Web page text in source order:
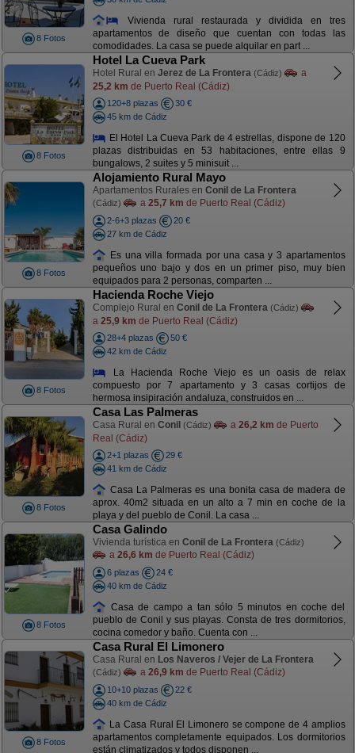
8 Fotos
Vivienda rural restaurada y dividida en tres
apartamentos de diseño que cuentan con todas las
comodidades. La casa se puede alquilar en part ...
8 Fotos
Hotel La Cueva Park
Hotel Rural en Jerez de La Frontera (Cádiz)
a
25,2 km de Puerto Real (Cádiz)
120+8 plazas
30 €
45 km de Cádiz
El Hotel La Cueva Park de 4 estrellas, dispone de 120
plazas distribuidas en 53 habitaciones, entre ellas 9
bungalows, 2 suites y 5 minisuit ...
8 Fotos
Alojamiento Rural Mayo
Apartamentos Rurales en Conil de La Frontera
(Cádiz) a 25,7 km de Puerto Real (Cádiz)
2-6+3 plazas
20 €
27 km de Cádiz
Es una villa formada por una casa y 3 apartamentos
pequeños uno bajo y dos en un primer piso, muy bien
equipados para 2 personas, comparten ...
8 Fotos
Hacienda Roche Viejo
Complejo Rural en Conil de La Frontera (Cádiz)
a 25,9 km de Puerto Real (Cádiz)
28+4 plazas
50 €
42 km de Cádiz
La Hacienda Roche Viejo es un oasis de relax
compuesto por 7 apartamento y 3 casas cortijos de
hermosa insipiración andaluza, construidos en ...
8 Fotos
Casa Las Palmeras
Casa Rural en Conil (Cádiz) a 26,2 km de Puerto
Real (Cádiz)
2+1 plazas
29 €
41 km de Cádiz
Casa La Palmeras es una bonita casa de madera de
aprox. 40m2 situada en un alto a 7 min en coche de la
playa y del pueblo de Conil. La casa ...
8 Fotos
Casa Galindo
Vivienda turística en Conil de La Frontera (Cádiz)
a 26,6 km de Puerto Real (Cádiz)
6 plazas
24 €
40 km de Cádiz
Casa de campo a tan sólo 5 minutos en coche del
pueblo de Conil y sus playas. Consta de tres dormitorios,
cocina comedor y baño. Cuenta con ...
8 Fotos
Casa Rural El Limonero
Casa Rural en Los Naveros / Vejer de La Frontera
(Cádiz) a 26,9 km de Puerto Real (Cádiz)
10+10 plazas
22 €
40 km de Cádiz
La Casa Rural El Limonero se compone de 4 amplios
apartamentos completamente equipados. Los dormitorios
están climatizados y todos disponen ...